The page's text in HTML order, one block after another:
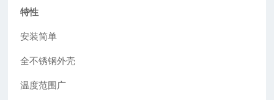
特性
安装简单
全不锈钢外壳
温度范围广